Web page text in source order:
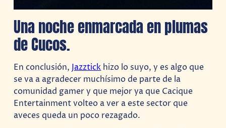
Una noche enmarcada en plumas
de Cucos.
En conclusión, Jazztick hizo lo suyo, y es algo que
se va a agradecer muchísimo de parte de la
comunidad gamer y que mejor ya que Cacique
Entertainment volteo a ver a este sector que
aveces queda un poco rezagado.